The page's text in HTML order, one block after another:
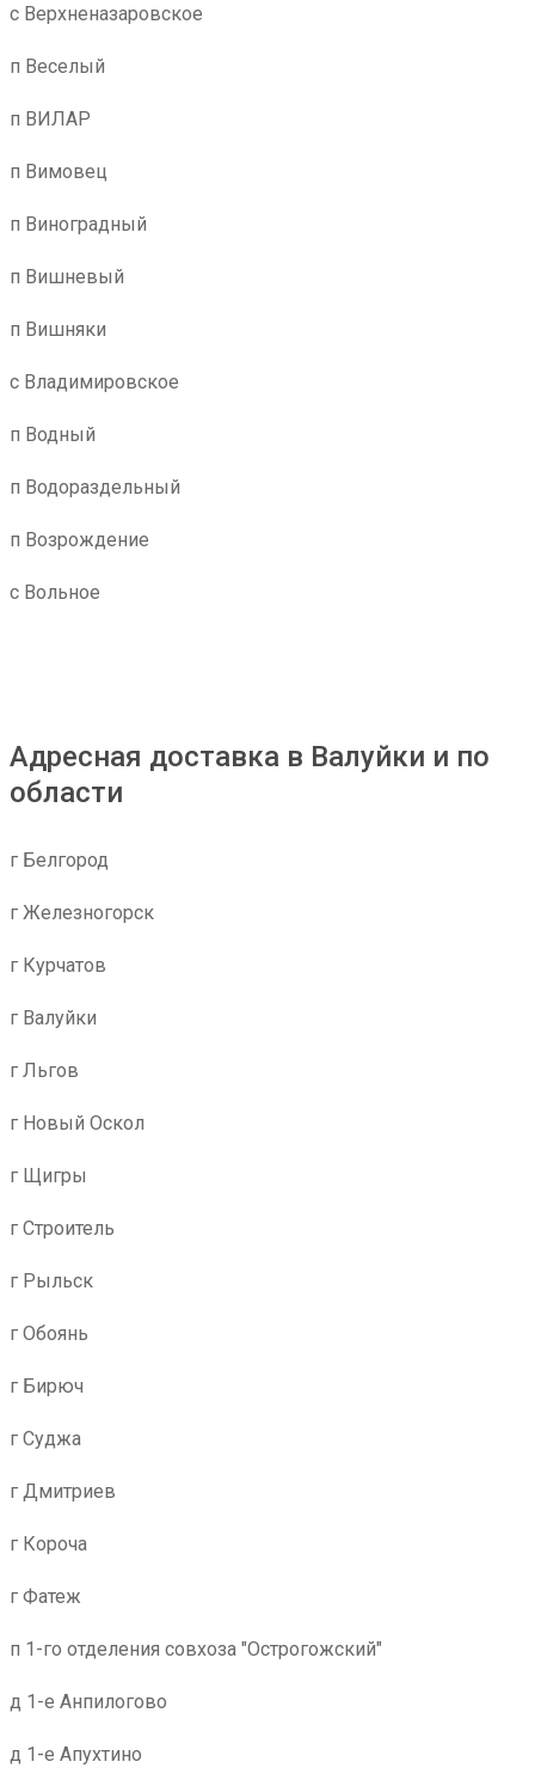
с Верхненазаровское
п Веселый
п ВИЛАР
п Вимовец
п Виноградный
п Вишневый
п Вишняки
с Владимировское
п Водный
п Водораздельный
п Возрождение
с Вольное
Адресная доставка в Валуйки и по
области
г Белгород
г Железногорск
г Курчатов
г Валуйки
г Льгов
г Новый Оскол
г Щигры
г Строитель
г Рыльск
г Обоянь
г Бирюч
г Суджа
г Дмитриев
г Короча
г Фатеж
п 1-го отделения совхоза "Острогожский"
д 1-е Анпилогово
д 1-е Апухтино